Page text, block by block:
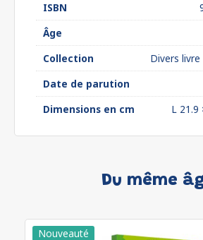
ISBN
Âge
Collection
Divers
Date de parution
Dimensions en cm
L 21.9
Du même